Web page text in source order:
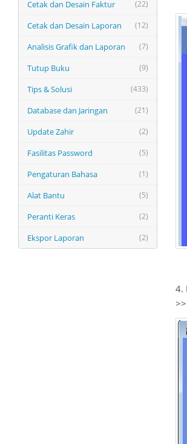
(22)
Cetak dan Desain Faktur
(12)
Cetak dan Desain Laporan
(7)
Analisis Grafik dan Laporan
(9)
Tutup Buku
(433)
Tips & Solusi
(21)
Database dan Jaringan
(2)
Update Zahir
(5)
Fasilitas Password
(1)
Pengaturan Bahasa
(5)
Alat Bantu
(2)
Peranti Keras
(2)
Ekspor Laporan
4.